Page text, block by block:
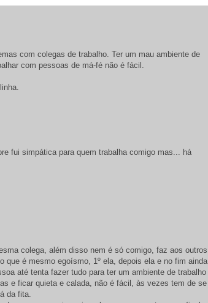
com colegas de trabalho. Ter um mau ambiente de
com pessoas de má-fé não é fácil.
fui simpática para quem trabalha comigo mas... há
colega, além disso nem é só comigo, faz aos outros
que é mesmo egoísmo, 1º ela, depois ela e no fim ainda
até tenta fazer tudo para ter um ambiente de trabalho
e ficar quieta e calada, não é fácil, às vezes tem de se
da fita.